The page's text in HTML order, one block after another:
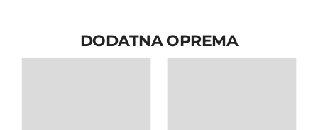
DODATNA OPREMA